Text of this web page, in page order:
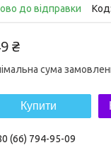
до відправки Код:
₴
сума
Купити
(66) 794-95-09